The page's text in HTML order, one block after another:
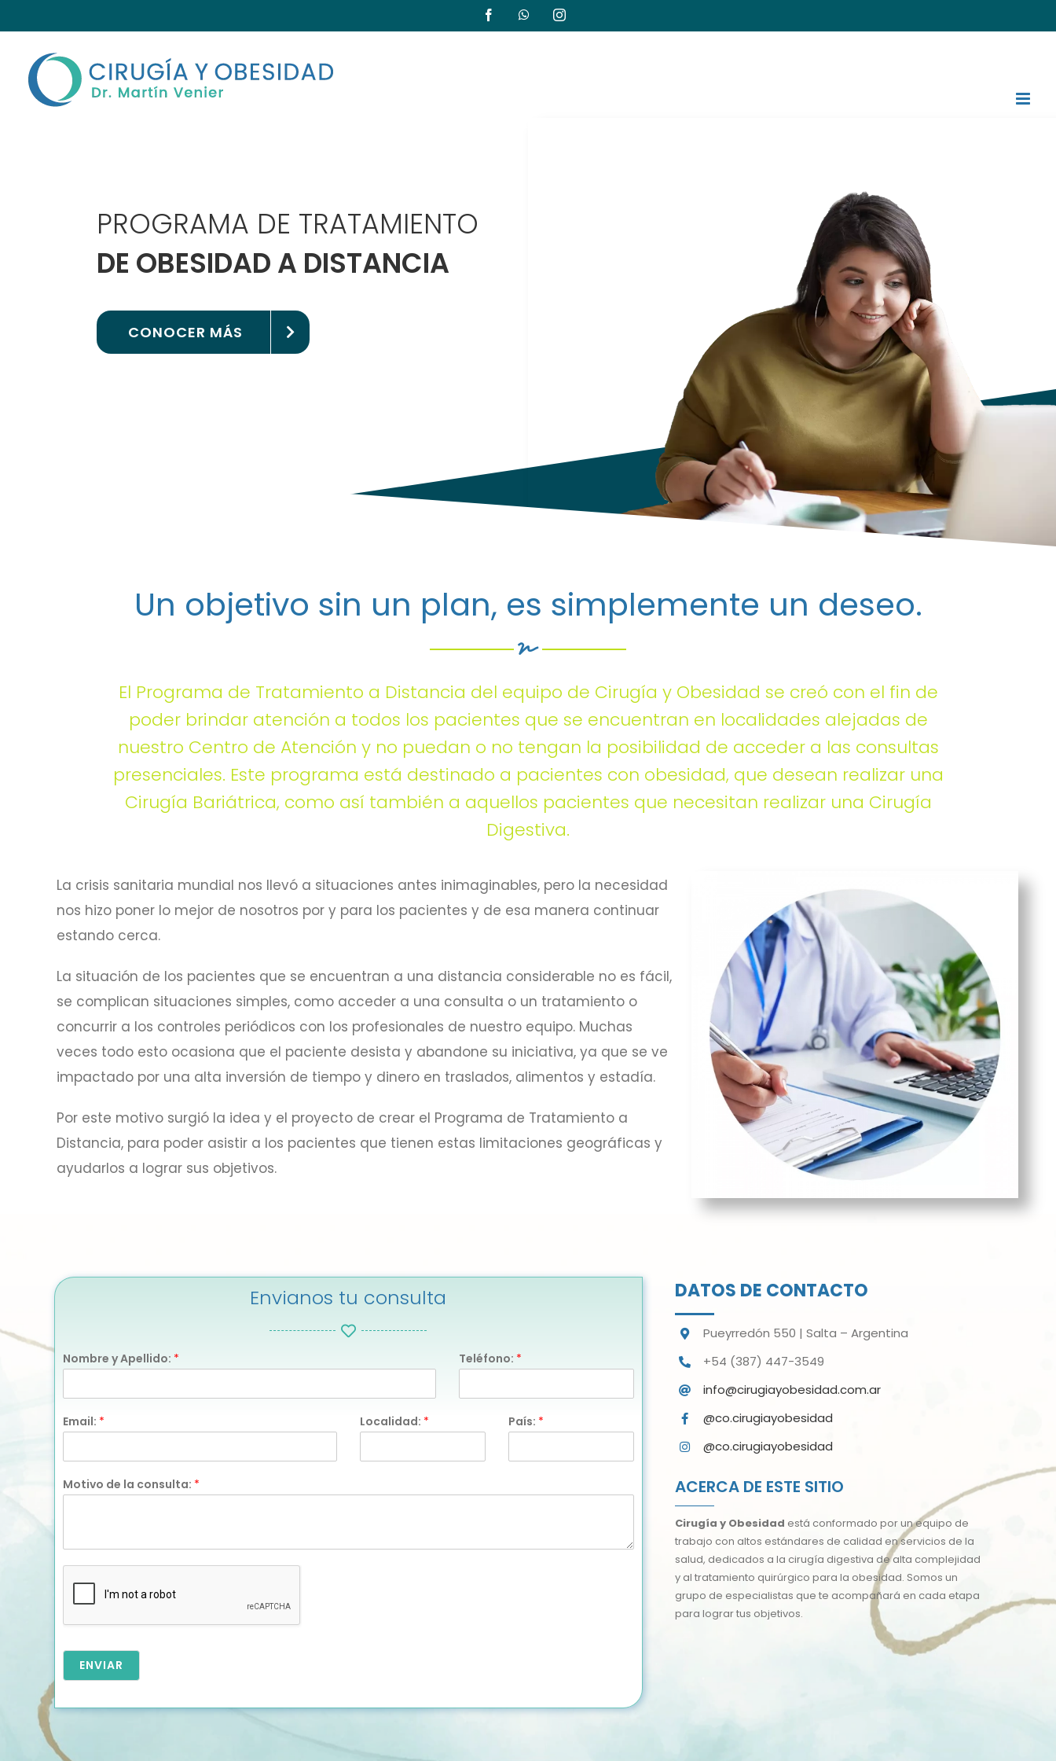
to
content
FacebookWhatsAppInstagram
PROGRAMA DE TRATAMIENTO
DE OBESIDAD A DISTANCIA
CONOCER MÁS
Un objetivo sin un plan, es simplemente un deseo.
El Programa de Tratamiento a Distancia del equipo de Cirugía y Obesidad se creó con el fin de
poder brindar atención a todos los pacientes que se encuentran en localidades alejadas de
nuestro Centro de Atención y no puedan o no tengan la posibilidad de acceder a las consultas
presenciales. Este programa está destinado a pacientes con obesidad, que desean realizar una
Cirugía Bariátrica, como así también a aquellos pacientes que necesitan realizar una Cirugía
Digestiva.
La crisis sanitaria mundial nos llevó a situaciones antes inimaginables, pero la necesidad
nos hizo poner lo mejor de nosotros por y para los pacientes y de esa manera continuar
estando cerca.
La situación de los pacientes que se encuentran a una distancia considerable no es fácil,
se complican situaciones simples, como acceder a una consulta o un tratamiento o
concurrir a los controles periódicos con los profesionales de nuestro equipo. Muchas
veces todo esto ocasiona que el paciente desista y abandone su iniciativa, ya que se ve
impactado por una alta inversión de tiempo y dinero en traslados, alimentos y estadía.
Por este motivo surgió la idea y el proyecto de crear el Programa de Tratamiento a
Distancia, para poder asistir a los pacientes que tienen estas limitaciones geográficas y
ayudarlos a lograr sus objetivos.
Envianos tu consulta
Nombre y Apellido: * Teléfono: *
Email: * Localidad: * País: *
Motivo de la consulta: *
ENVIAR
DATOS DE CONTACTO
Pueyrredón 550 | Salta – Argentina
+54 (387) 447-3549
info@cirugiayobesidad.com.ar
@co.cirugiayobesidad
@co.cirugiayobesidad
ACERCA DE ESTE SITIO
Cirugía y Obesidad está conformado por un equipo de
trabajo con altos estándares de calidad en servicios de la
salud, dedicados a la cirugía digestiva de alta complejidad
y al tratamiento quirúrgico para la obesidad. Somos un
grupo de especialistas que te acompañará en cada etapa
para lograr tus objetivos.